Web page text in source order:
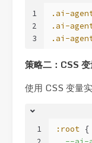
1
2
3
.ai-
.ai-
.ai-
策略二：CSS
使用 CSS 变量
1
:root {